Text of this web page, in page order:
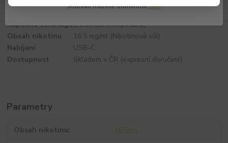
Kapacita cartridge2,0 ml (až 950 potahů)
Obsah nikotinu
16,5 mg/ml (Nikotinová sůl)
Nabíjení
USB-C
Dostupnost
Skladem v ČR (expresní doručení)
Parametry
Obsah nikotinu 16,5mg
Souhlas můžete odmítnoutzde.